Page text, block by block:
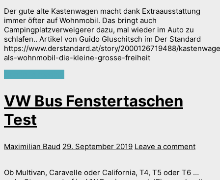
Der gute alte Kastenwagen macht dank Extraausstattung
immer öfter auf Wohnmobil. Das bringt auch
Campingplatzverweigerer dazu, mal wieder im Auto zu
schlafen.. Artikel von Guido Gluschitsch im Der Standard
https://www.derstandard.at/story/2000126719488/
als-wohnmobil-die-kleine-grosse-freiheit
VW Bus Fenstertaschen
Test
Maximilian Baud 29. September 2019 Leave a comment
Ob Multivan, Caravelle oder California, T4, T5 oder T6 …